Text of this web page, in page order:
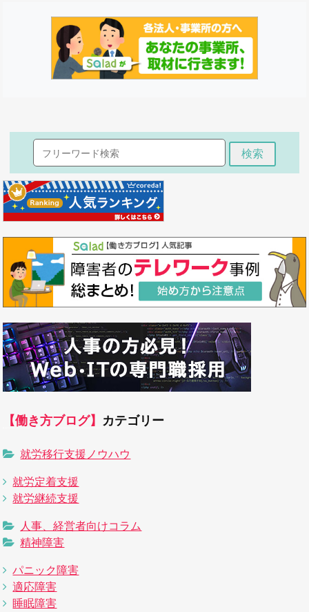
検索
【働き方ブログ】 カテゴリー
就労移行支援ノウハウ
就労定着支援
就労継続支援
人事、経営者向けコラム
精神障害
パニック障害
適応障害
睡眠障害